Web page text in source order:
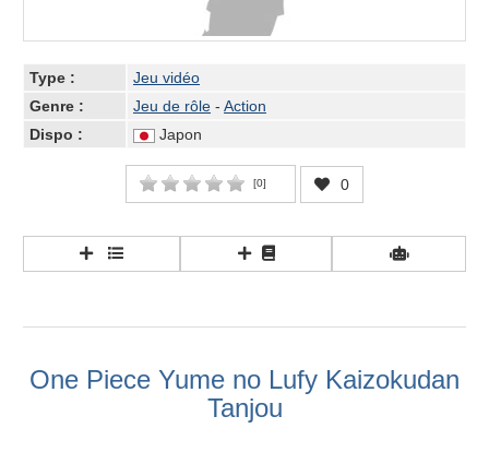
Type :
Jeu vidéo
Genre :
Jeu de rôle - Action
Dispo :
Japon
[0] 0
One Piece Yume no Lufy Kaizokudan
Tanjou